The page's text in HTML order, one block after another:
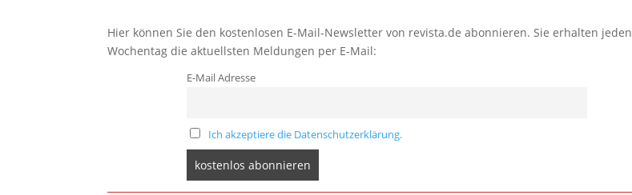
Hier können Sie den kostenlosen E-Mail-Newsletter von revista.de abonnieren. Sie erhalten jeden
Wochentag die aktuellsten Meldungen per E-Mail:
E-Mail Adresse
Ich akzeptiere die Datenschutzerklärung.